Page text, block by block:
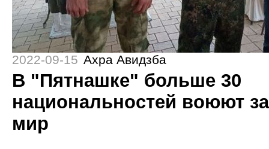
2022-09-15 Ахра Авидзба
В "Пятнашке" больше 30
национальностей воюют
мир